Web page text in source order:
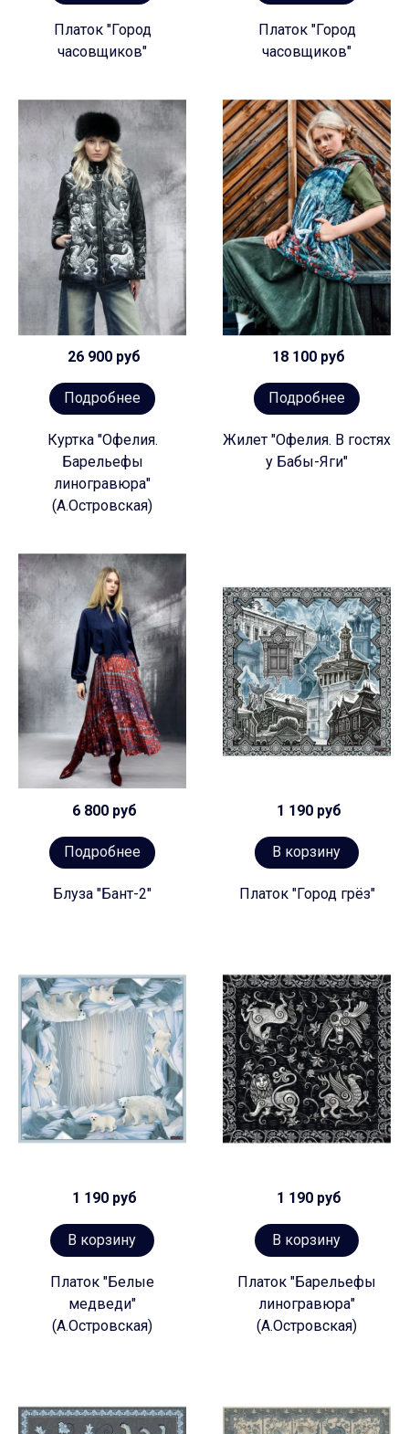
Платок "Город
часовщиков"
Платок "Город
часовщиков"
26 900 руб
Подробнее
Куртка "Офелия.
Барельефы
линогравюра"
(А.Островская)
18 100 руб
Подробнее
Жилет "Офелия. В гостях
у Бабы-Яги"
6 800 руб
Подробнее
Блуза "Бант-2"
1 190 руб
В корзину
Платок "Город грёз"
1 190 руб
В корзину
Платок "Белые
медведи"
(А.Островская)
1 190 руб
В корзину
Платок "Барельефы
линогравюра"
(А.Островская)